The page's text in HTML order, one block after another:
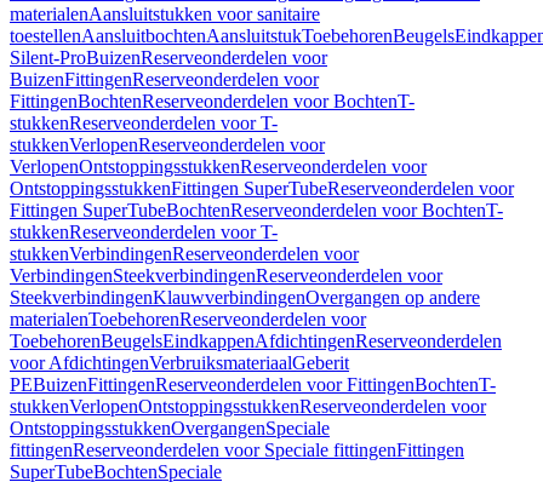
materialenAansluitstukken voor sanitaire
toestellenAansluitbochtenAansluitstukToebehorenBeugels
Silent-ProBuizenReserveonderdelen voor
BuizenFittingenReserveonderdelen voor
FittingenBochtenReserveonderdelen voor BochtenT-
stukkenReserveonderdelen voor T-
stukkenVerlopenReserveonderdelen voor
VerlopenOntstoppingsstukkenReserveonderdelen voor
OntstoppingsstukkenFittingen SuperTubeReserveonderdelen voor
Fittingen SuperTubeBochtenReserveonderdelen voor BochtenT-
stukkenReserveonderdelen voor T-
stukkenVerbindingenReserveonderdelen voor
VerbindingenSteekverbindingenReserveonderdelen voor
SteekverbindingenKlauwverbindingenOvergangen op andere
materialenToebehorenReserveonderdelen voor
ToebehorenBeugelsEindkappenAfdichtingenReserveonderdelen
voor AfdichtingenVerbruiksmateriaalGeberit
PEBuizenFittingenReserveonderdelen voor FittingenBochtenT-
stukkenVerlopenOntstoppingsstukkenReserveonderdelen voor
OntstoppingsstukkenOvergangenSpeciale
fittingenReserveonderdelen voor Speciale fittingenFittingen
SuperTubeBochtenSpeciale